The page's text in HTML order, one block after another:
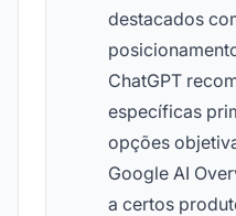
destacados
ChatGPT
específicas
opções
Google AI
a certos